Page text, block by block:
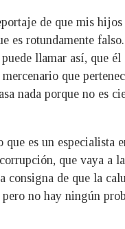
de que mis hijos
es rotundamente
llamar así, que él
que
nada porque no es
que es un especialista
que vaya a
consigna de que la
no hay ningún